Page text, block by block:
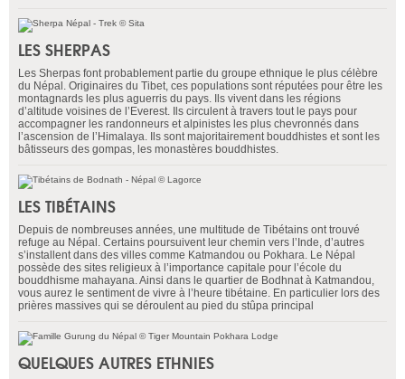
LES SHERPAS
Les Sherpas font probablement partie du groupe ethnique le plus célèbre
du Népal. Originaires du Tibet, ces populations sont réputées pour être les
montagnards les plus aguerris du pays. Ils vivent dans les régions
d’altitude voisines de l’Everest. Ils circulent à travers tout le pays pour
accompagner les randonneurs et alpinistes les plus chevronnés dans
l’ascension de l’Himalaya. Ils sont majoritairement bouddhistes et sont les
bâtisseurs des gompas, les monastères bouddhistes.
LES TIBÉTAINS
Depuis de nombreuses années, une multitude de Tibétains ont trouvé
refuge au Népal. Certains poursuivent leur chemin vers l’Inde, d’autres
s’installent dans des villes comme Katmandou ou Pokhara. Le Népal
possède des sites religieux à l’importance capitale pour l’école du
bouddhisme mahayana. Ainsi dans le quartier de Bodhnat à Katmandou,
vous aurez le sentiment de vivre à l’heure tibétaine. En particulier lors des
prières massives qui se déroulent au pied du stûpa principal
QUELQUES AUTRES ETHNIES